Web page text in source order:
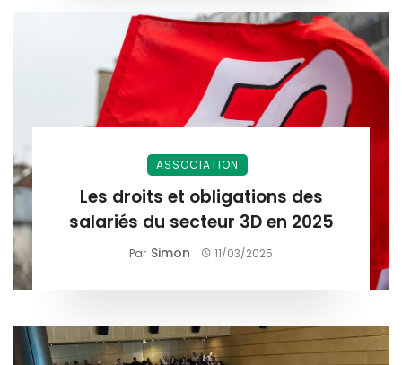
ASSOCIATION
Les droits et obligations des
salariés du secteur 3D en 2025
Par Simon 11/03/2025